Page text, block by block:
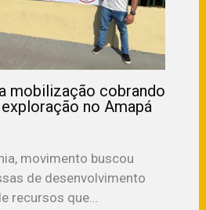
mobilização cobrando
no Amapá
movimento buscou
de desenvolvimento
recursos que…